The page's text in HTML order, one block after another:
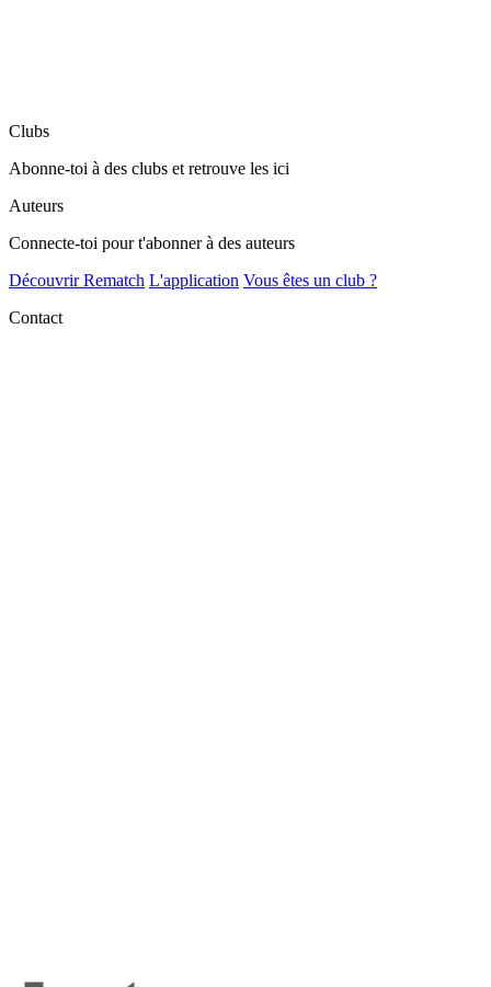
Clubs
Abonne-toi à des clubs et retrouve les ici
Auteurs
Connecte-toi pour t'abonner à des auteurs
Découvrir Rematch L'application Vous êtes un club ?
Contact